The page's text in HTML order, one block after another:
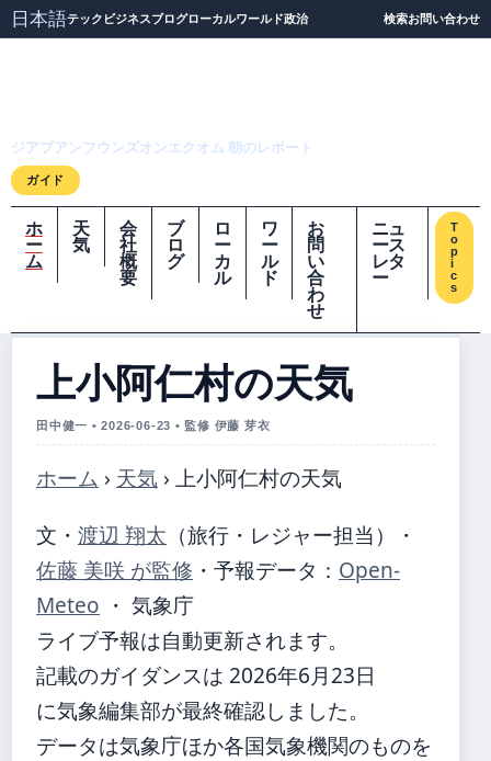
日本語テック ビジネスブログローカルワールド政治 検索お問い合わせ
ジアプアンフウンズオンエクオム 朝のレポート
ガイド
ホ
ー
ム
天
気
会
社
概
要
ブ
ロ
グ
ロ
ー
カ
ル
ワ
ー
ル
ド
お
問
い
合
わ
せ
ニュ
ース
レタ
ー
T
o
p
i
c
s
上小阿仁村の天気
田中健一 • 2026-06-23 • 監修 伊藤 芽衣
ホーム › 天気 › 上小阿仁村の天気
文・ 渡辺 翔太 （旅行・レジャー担当）
・
佐藤 美咲 が監修 ・ 予報データ： Open-
Meteo ・ 気象庁
ライブ予報は自動更新されます。
記載のガイダンスは 2026年6月23日
に気象編集部が最終確認しました。
データは気象庁ほか各国気象機関のものを